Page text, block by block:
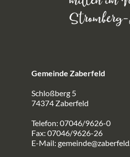
Gemeinde Zaberfeld
Schloßberg 5
74374 Zaberfeld
Telefon: 07046/9626-0
Fax: 07046/9626-26
E-Mail: